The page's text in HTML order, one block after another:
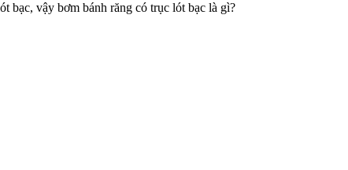
bạc, vậy bơm bánh răng có trục lót bạc là gì?